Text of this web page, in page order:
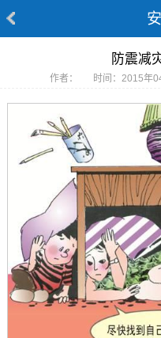
防震减
作者： 时间：2015年